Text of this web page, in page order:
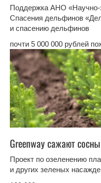
Поддержка АНО «Научно-
Спасения дельфинов
и спасению дельфинов
почти 5 000 000 рублей
Greenway сажают сосны
Проект по озеленению
и других зеленых